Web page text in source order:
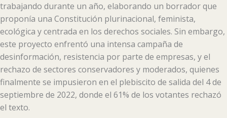
trabajando durante un año, elaborando un borrador que
proponía una Constitución plurinacional, feminista,
ecológica y centrada en los derechos sociales. Sin embargo,
este proyecto enfrentó una intensa campaña de
desinformación, resistencia por parte de empresas, y el
rechazo de sectores conservadores y moderados, quienes
finalmente se impusieron en el plebiscito de salida del 4 de
septiembre de 2022, donde el 61% de los votantes rechazó
el texto.